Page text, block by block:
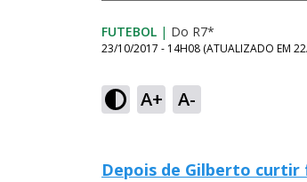
FUTEBOL | Do R7*
23/10/2017 - 14H08 (ATUALIZADO EM
A+ A-
Depois de Gilberto curtir